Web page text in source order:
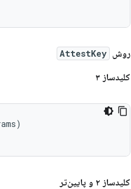
روش AttestKey
کلیدساز ۳
کلیدساز ۲ و پایین‌تر